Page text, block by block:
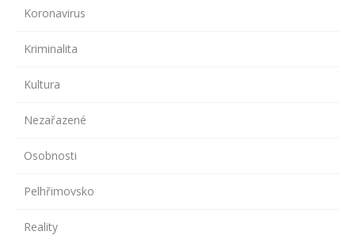
Koronavirus
Kriminalita
Kultura
Nezařazené
Osobnosti
Pelhřimovsko
Reality